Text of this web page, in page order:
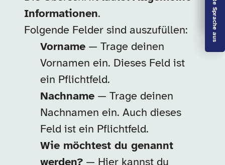
Leichte Sprache aus
Informationen.
Folgende Felder sind auszufüllen:
Vorname — Trage deinen
Vornamen ein. Dieses Feld ist
ein Pflichtfeld.
Nachname — Trage deinen
Nachnamen ein. Auch dieses
Feld ist ein Pflichtfeld.
Wie möchtest du genannt
werden? — Hier kannst du